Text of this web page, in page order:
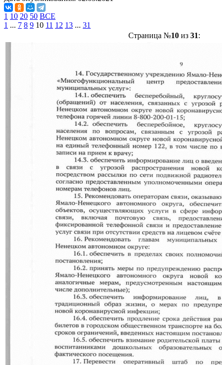
1 10 20 50 ВСЕ
1 ... 7 8 9 10 11 12 13 ... 31
Страница №10из 31: